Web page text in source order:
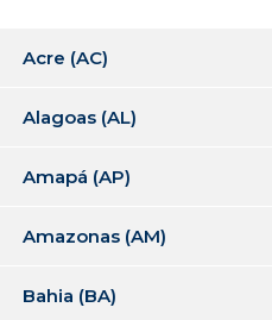
Acre (AC)
Alagoas (AL)
Amapá (AP)
Amazonas (AM)
Bahia (BA)